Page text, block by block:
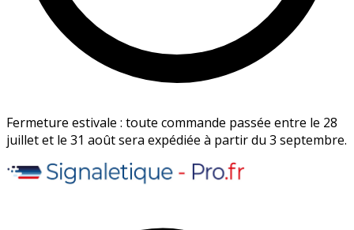
Fermeture estivale : toute commande passée entre le 28
juillet et le 31 août sera expédiée à partir du 3 septembre.